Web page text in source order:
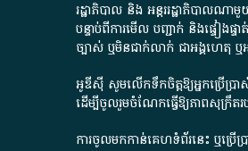
រដ្ឋាភិបាល​ និង ​អន្តររដ្ឋាភិបាល​
បន្ទាប់​ពី​ការ​មើល​ បញ្ជាក់​ និង​ផ្ទៀ
ច្បាស់​ ឬ​មិន​ជាក់លាក់​ ជា​អង្គហេតុ​
អូឌីស៊ី សូមលើកទឹកចិត្តឱ្យអ្នកប្រើប្រា
ដើម្បីចូលរួមចំណែកធ្វើឱ្យភាពសុក្រឹ
ការចូលមកកាន់គេហទំព័រនេះ ឬប្រ